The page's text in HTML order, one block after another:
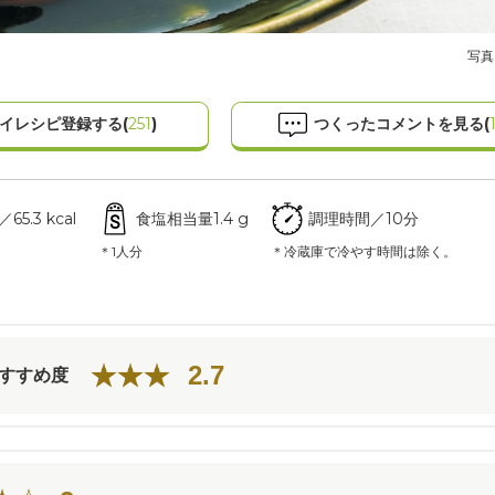
写
レシピ登録する(251) つくったコメントを見る(1
65.3 kcal 食塩相当量1.4 g
＊1人分
調理時間／10分
＊冷蔵庫で冷やす時間は除く。
すめ度 2.7